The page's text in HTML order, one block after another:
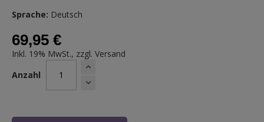
Sprache: Deutsch
69,95 €
Inkl. 19% MwSt., zzgl. Versand
Anzahl